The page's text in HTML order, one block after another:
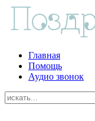
Главная
Помощь
Аудио звонок